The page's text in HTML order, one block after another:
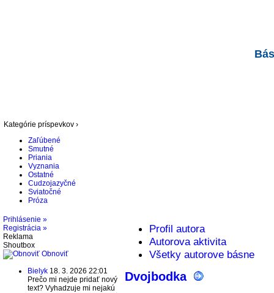
Kategórie príspevkov ›
Zaľúbené
Smutné
Priania
Vyznania
Ostatné
Cudzojazyčné
Sviatočné
Próza
Prihlásenie »
Registrácia »
Reklama
Shoutbox
Obnoviť
Bielyk 18. 3. 2026 22:01
Prečo mi nejde pridať nový
text? Vyhadzuje mi nejakú
Profil autora
Autorova aktivita
Všetky autorove básne
Dvojbodka